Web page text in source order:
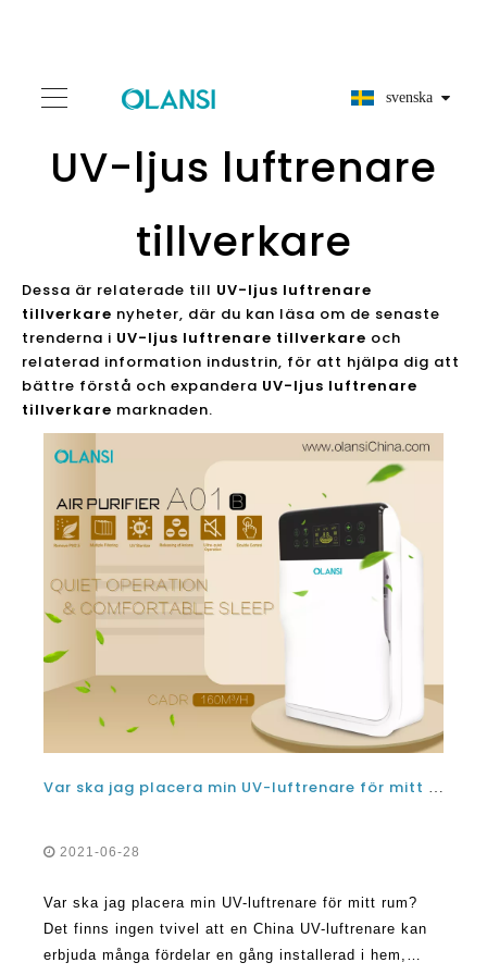
svenska
UV-ljus luftrenare
tillverkare
Dessa är relaterade till UV-ljus luftrenare
tillverkare nyheter, där du kan läsa om de senaste
trenderna i UV-ljus luftrenare tillverkare och
relaterad information industrin, för att hjälpa dig att
bättre förstå och expandera UV-ljus luftrenare
tillverkare marknaden.
Var ska jag placera min UV-luftrenare för mitt rum?
2021-06-28
Var ska jag placera min UV-luftrenare för mitt rum?
Det finns ingen tvivel att en China UV-luftrenare kan
erbjuda många fördelar en gång installerad i hem,